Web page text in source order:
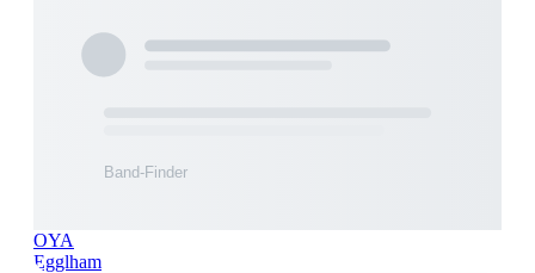
OYA
Egglham